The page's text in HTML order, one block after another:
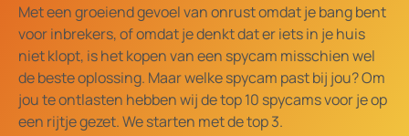
Met een groeiend gevoel van onrust omdat je bang bent
voor inbrekers, of omdat je denkt dat er iets in je huis
niet klopt, is het kopen van een spycam misschien wel
de beste oplossing. Maar welke spycam past bij jou? Om
jou te ontlasten hebben wij de top 10 spycams voor je op
een rijtje gezet. We starten met de top 3.